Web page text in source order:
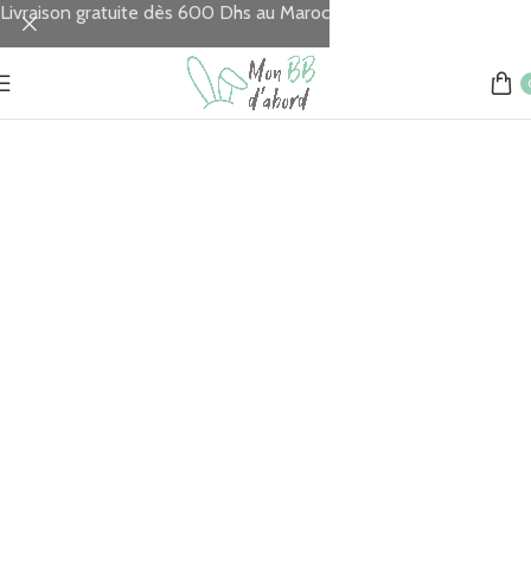
Livraison gratuite dès 600 Dhs au Maroc